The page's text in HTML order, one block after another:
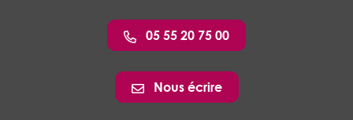
05 55 20 75 00
Nous écrire